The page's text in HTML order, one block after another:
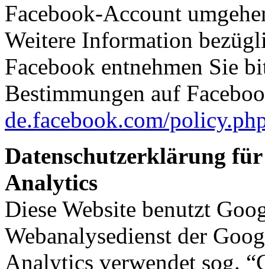
Facebook-Account
Weitere Information
Facebook entnehmen Sie
Bestimmungen auf
de.facebook.com/
Datenschutzerklärung für
Analytics
Diese Website benutzt
Webanalysedienst der
Analytics verwendet sog.